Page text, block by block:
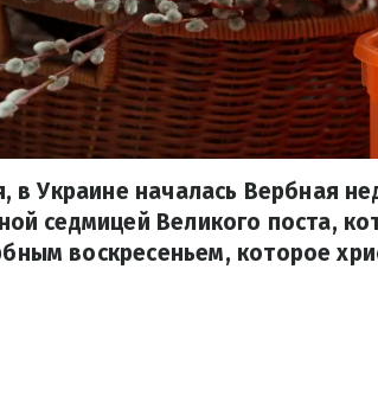
в Украине началась Вербная
седмицей Великого поста,
воскресеньем, которое